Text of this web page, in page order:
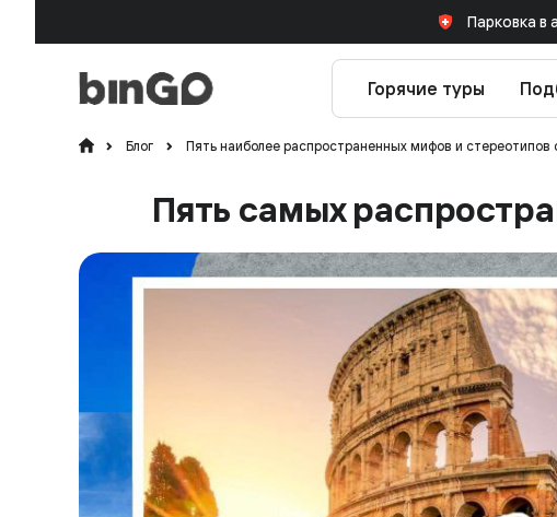
Парковка в
Горячие туры
Блог Пять наиболее распространенных мифов и стереотипов
Пять самых